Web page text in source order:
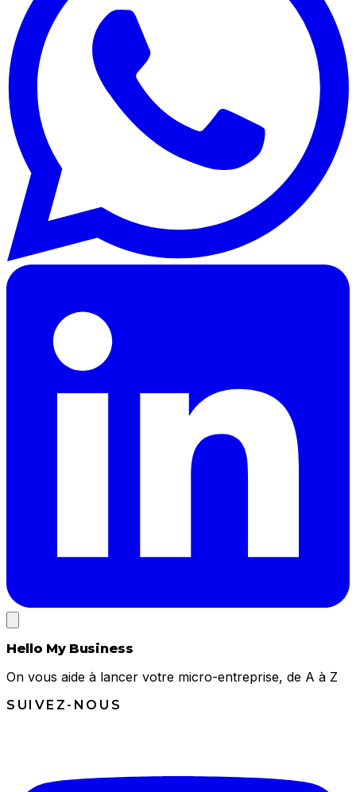
Hello My Business
On vous aide à lancer votre micro-entreprise, de A à Z
SUIVEZ-NOUS